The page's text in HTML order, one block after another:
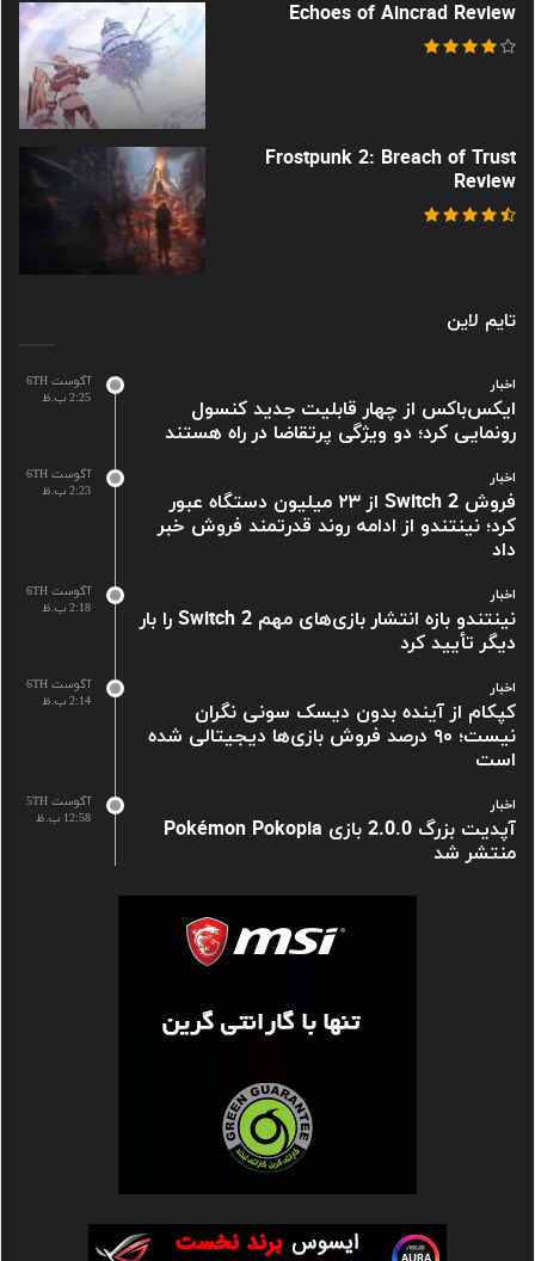
Echoes of Aincrad Review
Frostpunk 2: Breach of Trust
Review
تایم لاین
آگوست 6TH
2:25 ب.ظ
اخبار
ایکس‌باکس از چهار قابلیت جدید کنسول
رونمایی کرد؛ دو ویژگی پرتقاضا در راه هستند
آگوست 6TH
2:23 ب.ظ
اخبار
فروش Switch 2 از ۲۳ میلیون دستگاه عبور
کرد؛ نینتندو از ادامه روند قدرتمند فروش خبر
داد
آگوست 6TH
2:18 ب.ظ
اخبار
نینتندو بازه انتشار بازی‌های مهم Switch 2 را بار
دیگر تأیید کرد
آگوست 6TH
2:14 ب.ظ
اخبار
کپکام از آینده بدون دیسک سونی نگران
نیست؛ ۹۰ درصد فروش بازی‌ها دیجیتالی شده
است
آگوست 5TH
12:58 ب.ظ
اخبار
آپدیت بزرگ 2.0.0 بازی Pokémon Pokopia
منتشر شد